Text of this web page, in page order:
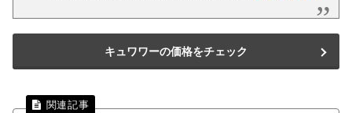
キュワワーの価格をチェック